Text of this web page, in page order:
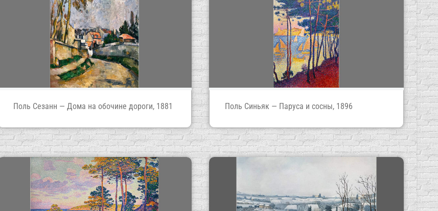
Поль Сезанн — Дома на обочине дороги, 1881 Поль Синьяк — Паруса и сосны, 1896